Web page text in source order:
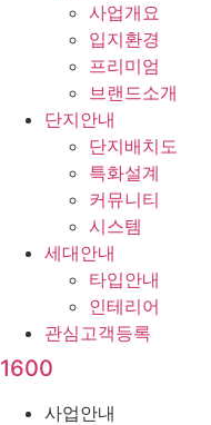
사업개요
입지환경
프리미엄
브랜드소개
단지안내
단지배치도
특화설계
커뮤니티
시스템
세대안내
타입안내
인테리어
관심고객등록
1600
사업안내